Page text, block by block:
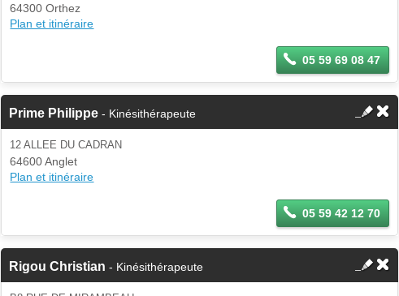
64300 Orthez
Plan et itinéraire
05 59 69 08 47
Prime Philippe - Kinésithérapeute
12 ALLEE DU CADRAN
64600 Anglet
Plan et itinéraire
05 59 42 12 70
Rigou Christian - Kinésithérapeute